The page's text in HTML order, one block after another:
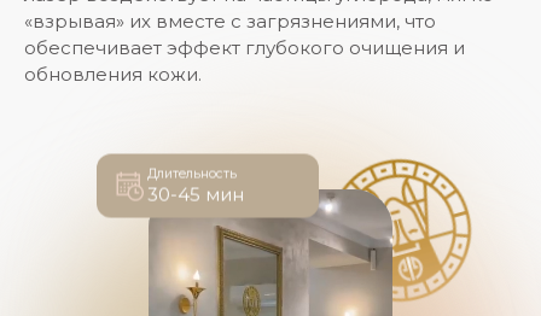
«взрывая» их вместе с загрязнениями, что
обеспечивает эффект глубокого очищения и
обновления кожи.
Длительность
30-45 мин